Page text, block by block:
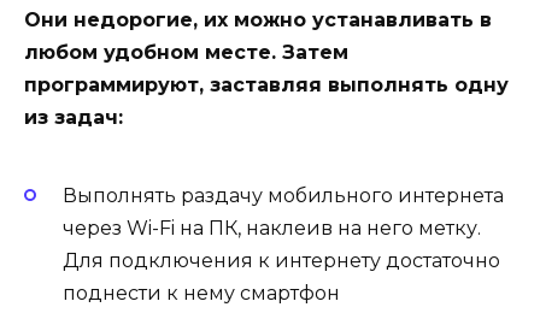
Они недорогие, их можно устанавливать в
любом удобном месте. Затем
программируют, заставляя выполнять одну
из задач:
Выполнять раздачу мобильного интернета
через Wi-Fi на ПК, наклеив на него метку.
Для подключения к интернету достаточно
поднести к нему смартфон